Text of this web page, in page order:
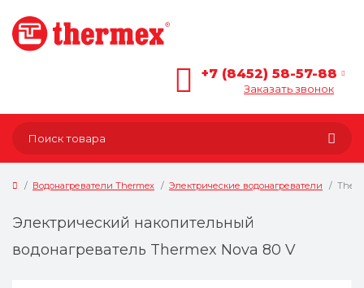
+7 (8452) 58-57-88
Заказать звонок
Водонагреватели Thermex Электрические водонагреватели
Электрический накопительный
водонагреватель Thermex Nova 80 V